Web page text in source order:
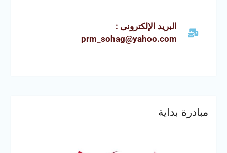
البريد الإلكترونى :
prm_sohag@yahoo.com
مبادرة بداية